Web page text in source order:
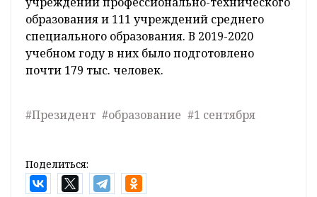
образования и 111 учреждений среднего
специального образования. В 2019-2020
учебном году в них было подготовлено
почти 179 тыс. человек.
#Президент #образование #1 сентября
Поделиться: